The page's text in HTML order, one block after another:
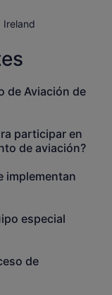
Ireland
de Aviación de
participar en
de aviación?
implementan
especial
de